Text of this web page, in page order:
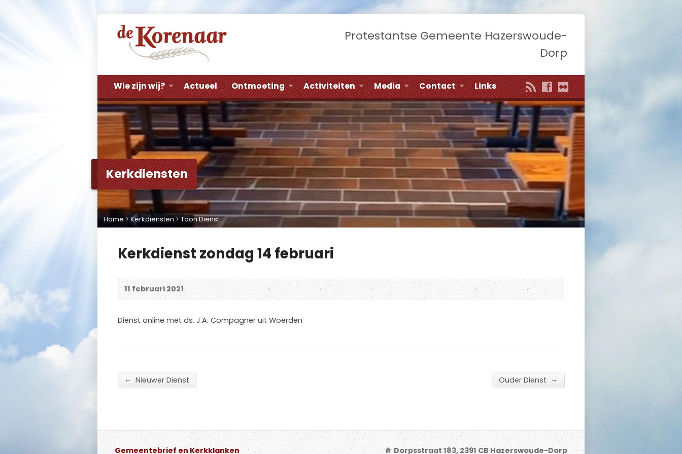
Protestantse Gemeente Hazerswoude-
Dorp
Wie zijn wij? Actueel Ontmoeting Activiteiten Media Contact Links
Kerkdiensten
Home > Kerkdiensten>Toon Dienst
Kerkdienst zondag 14 februari
11 februari 2021
Dienst online met ds. J.A. Compagner uit Woerden
← Nieuwer Dienst Ouder Dienst →
Gemeentebrief en Kerkklanken Dorpsstraat 183, 2391 CB Hazerswoude-Dorp